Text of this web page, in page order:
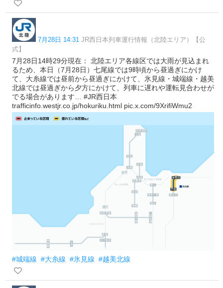
7月28日 14:31 JR西日本列車運行情報（北陸エリア）【公
式】
7月28日14時29分現在： 北陸エリア各線区では大雨が見込まれ
るため、本日（7月28日）七尾線では9時頃から昼過ぎにかけ
て、大糸線では昼前から昼過ぎにかけて、氷見線・城端線・越美
北線では昼過ぎから夕方にかけて、列車に遅れや運転見合わせが
でる場合があります… #JR西日本
trafficinfo.westjr.co.jp/hokuriku.html pic.x.com/9XrifiWmu2
#城端線 #大糸線 #氷見線 #越美北線